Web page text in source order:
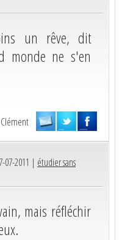
un rêve, dit
monde ne s'en
07-2011 | étudier sans
mais réfléchir